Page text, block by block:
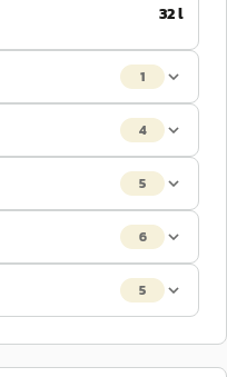
32 l
1
4
5
6
5